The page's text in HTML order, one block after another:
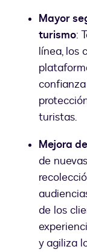
Mayor
turismo:
línea, los
turistas.
Mejora
de
de los
y agiliza